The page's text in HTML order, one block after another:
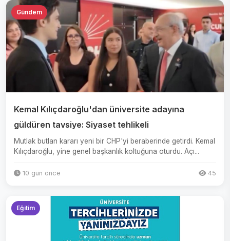
Gündem
Kemal Kılıçdaroğlu'dan üniversite adayına
güldüren tavsiye: Siyaset tehlikeli
Mutlak butlan kararı yeni bir CHP'yi beraberinde getirdi. Kemal
Kılıçdaroğlu, yine genel başkanlık koltuğuna oturdu. Açı...
10 gün önce 45
Eğitim